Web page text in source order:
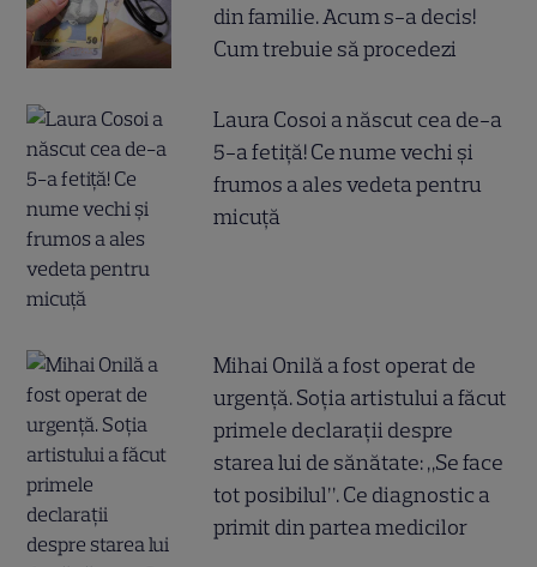
din familie. Acum s-a decis!
Cum trebuie să procedezi
Laura Cosoi a născut cea de-a
5-a fetiță! Ce nume vechi și
frumos a ales vedeta pentru
micuță
Mihai Onilă a fost operat de
urgență. Soția artistului a făcut
primele declarații despre
starea lui de sănătate: „Se face
tot posibilul”. Ce diagnostic a
primit din partea medicilor